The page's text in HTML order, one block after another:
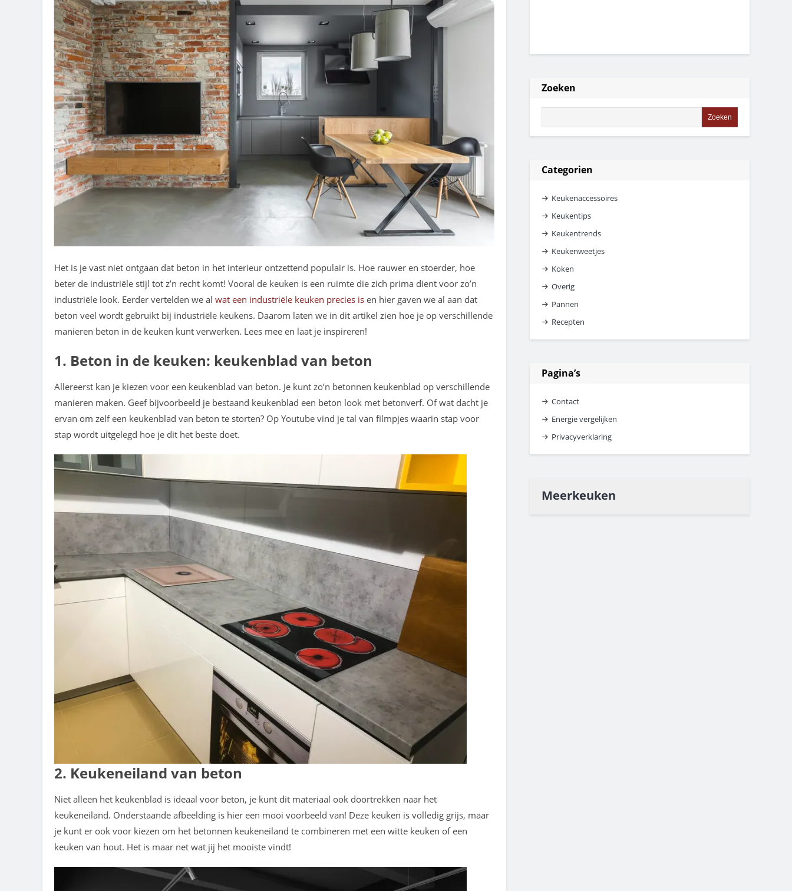
Het is je vast niet ontgaan dat beton in het interieur ontzettend populair is. Hoe rauwer en stoerder, hoe
beter de industriële stijl tot z’n recht komt! Vooral de keuken is een ruimte die zich prima dient voor zo’n
industriële look. Eerder vertelden we al wat een industriële keuken precies is en hier gaven we al aan dat
beton veel wordt gebruikt bij industriële keukens. Daarom laten we in dit artikel zien hoe je op verschillende
manieren beton in de keuken kunt verwerken. Lees mee en laat je inspireren!
1. Beton in de keuken: keukenblad van beton
Allereerst kan je kiezen voor een keukenblad van beton. Je kunt zo’n betonnen keukenblad op verschillende
manieren maken. Geef bijvoorbeeld je bestaand keukenblad een beton look met betonverf. Of wat dacht je
ervan om zelf een keukenblad van beton te storten? Op Youtube vind je tal van filmpjes waarin stap voor
stap wordt uitgelegd hoe je dit het beste doet.
2. Keukeneiland van beton
Niet alleen het keukenblad is ideaal voor beton, je kunt dit materiaal ook doortrekken naar het
keukeneiland. Onderstaande afbeelding is hier een mooi voorbeeld van! Deze keuken is volledig grijs, maar
je kunt er ook voor kiezen om het betonnen keukeneiland te combineren met een witte keuken of een
keuken van hout. Het is maar net wat jij het mooiste vindt!
Zoeken
Categorien
Keukenaccessoires
Keukentips
Keukentrends
Keukenweetjes
Koken
Overig
Pannen
Recepten
Pagina’s
Contact
Energie vergelijken
Privacyverklaring
Meerkeuken